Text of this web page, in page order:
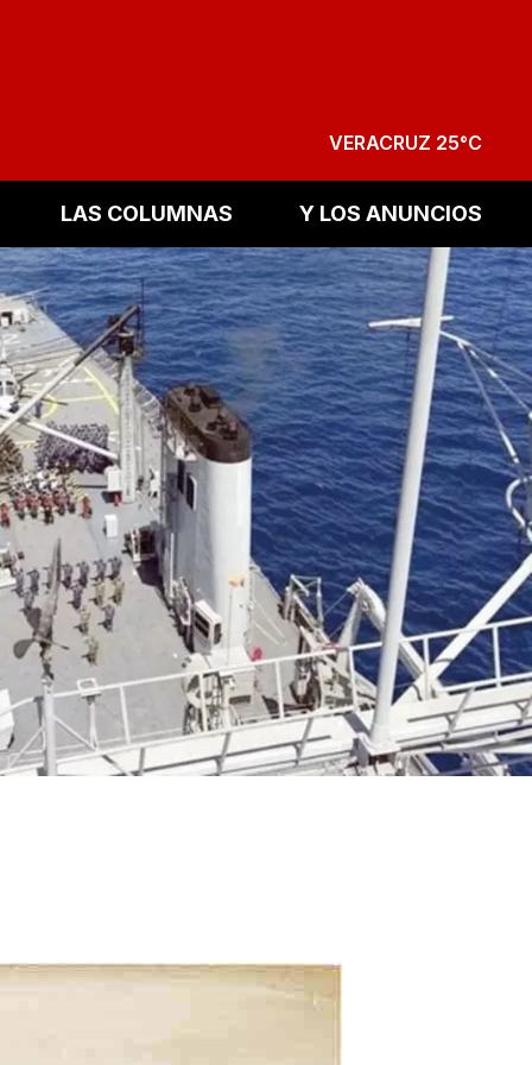
VERACRUZ 25°C
LAS COLUMNAS Y LOS ANUNCIOS